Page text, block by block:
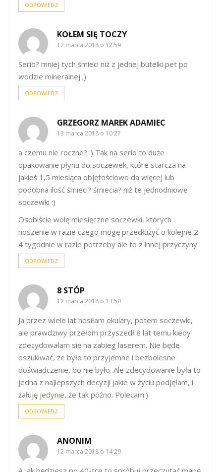
ODPOWIEDZ
KOŁEM SIĘ TOCZY
12 marca 2018 o 12:59
Serio? mniej tych śmieci niż z jednej butelki pet po
wodzie mineralnej ;)
ODPOWIEDZ
GRZEGORZ MAREK ADAMIEC
13 marca 2018 o 10:27
a czemu nie roczne? :) Tak na serio to duże
opakowanie płynu do soczewek, które starcza na
jakieś 1,5 miesiąca objętościowo da więcej lub
podobna ilość śmieci? śmiecia? niż te jednodniowe
soczewki :)
Osobiście wolę miesięczne soczewki, których
noszenie w razie czego mogę przedłużyć o kolejne 2-
4 tygodnie w razie potrzeby ale to z innej przyczyny.
ODPOWIEDZ
8 STÓP
12 marca 2018 o 13:50
Ja przez wiele lat nosiłam okulary, potem soczewki,
ale prawdziwy przełom przyszedł 8 lat temu kiedy
zdecydowałam się na zabieg laserem. Nie będę
oszukiwać, że było to przyjemne i bezbolesne
doświadczenie, bo nie było. Ale zdecydowanie była to
jedna z najlepszych decyzji jakie w życiu podjęłam, i
żałuję jedynie, że tak późno. Polecam:)
ODPOWIEDZ
ANONIM
12 marca 2018 o 14:29